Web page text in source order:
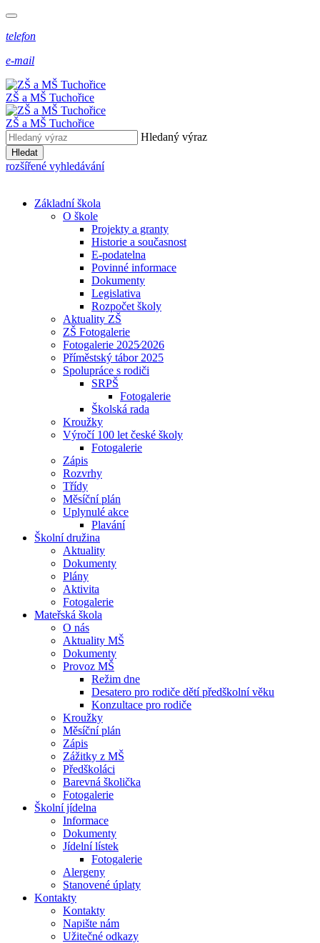
telefon
e-mail
ZŠ a MŠ Tuchořice
ZŠ a MŠ Tuchořice
Hledaný výraz
Hledat
rozšířené vyhledávání
Základní škola
O škole
Projekty a granty
Historie a současnost
E-podatelna
Povinné informace
Dokumenty
Legislativa
Rozpočet školy
Aktuality ZŠ
ZŠ Fotogalerie
Fotogalerie 2025⁄2026
Příměstský tábor 2025
Spolupráce s rodiči
SRPŠ
Fotogalerie
Školská rada
Kroužky
Výročí 100 let české školy
Fotogalerie
Zápis
Rozvrhy
Třídy
Měsíční plán
Uplynulé akce
Plavání
Školní družina
Aktuality
Dokumenty
Plány
Aktivita
Fotogalerie
Mateřská škola
O nás
Aktuality MŠ
Dokumenty
Provoz MŠ
Režim dne
Desatero pro rodiče dětí předškolní věku
Konzultace pro rodiče
Kroužky
Měsíční plán
Zápis
Zážitky z MŠ
Předškoláci
Barevná školička
Fotogalerie
Školní jídelna
Informace
Dokumenty
Jídelní lístek
Fotogalerie
Alergeny
Stanovené úplaty
Kontakty
Kontakty
Napište nám
Užitečné odkazy